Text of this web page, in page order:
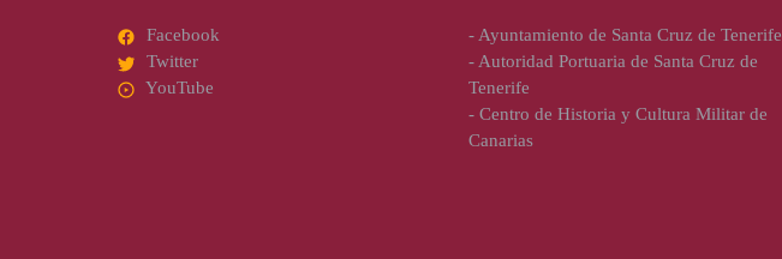
Facebook
Twitter
YouTube
-Ayuntamiento de Santa Cruz de Tenerife
-Autoridad Portuaria de Santa Cruz de
Tenerife
- Centro de Historia y Cultura Militar de
Canarias